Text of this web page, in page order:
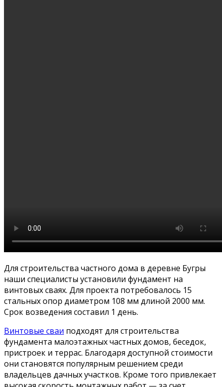
Для строительства частного дома в деревне Бугры
наши специалисты установили фундамент на
винтовых сваях. Для проекта потребовалось 15
стальных опор диаметром 108 мм длиной 2000 мм.
Срок возведения составил 1 день.
Винтовые сваи подходят для строительства
фундамента малоэтажных частных домов, беседок,
пристроек и террас. Благодаря доступной стоимости
они становятся популярным решением среди
владельцев дачных участков. Кроме того привлекает